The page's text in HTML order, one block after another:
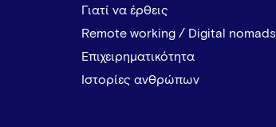
Γιατί να έρθεις
Remote working / Digital nomads
Επιχειρηματικότητα
Ιστορίες ανθρώπων